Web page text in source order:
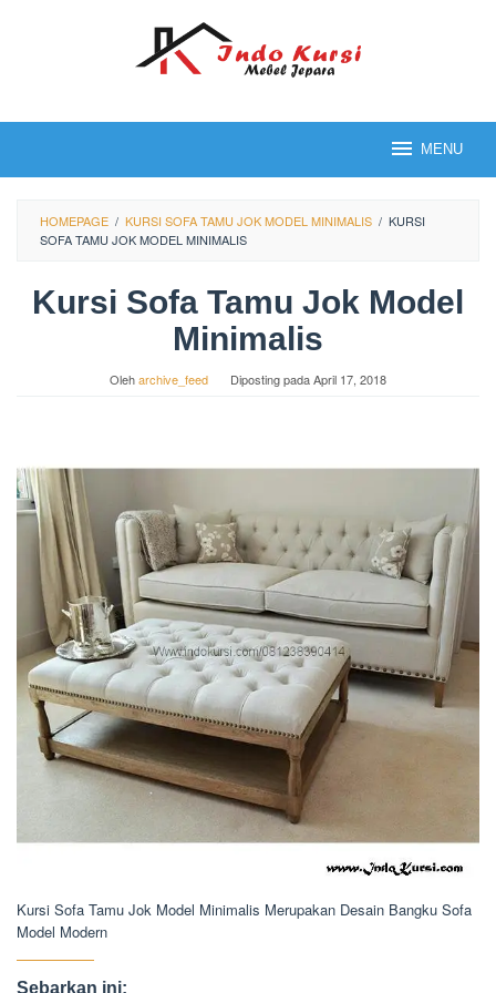
MENU
HOMEPAGE / KURSI SOFA TAMU JOK MODEL MINIMALIS / KURSI
SOFA TAMU JOK MODEL MINIMALIS
Kursi Sofa Tamu Jok Model
Minimalis
Oleharchive_feed Diposting padaApril 17, 2018
Kursi Sofa Tamu Jok Model Minimalis Merupakan Desain Bangku Sofa
Model Modern
Sebarkan ini: